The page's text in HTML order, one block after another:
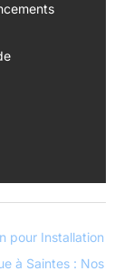
pour Installation
à Saintes : Nos